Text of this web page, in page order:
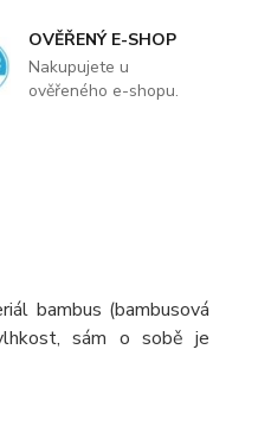
OVĚŘENÝ E-SHOP
Nakupujete u
ověřeného e-shopu.
bambus (bambusová
sám o sobě je